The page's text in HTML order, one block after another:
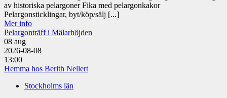
av historiska pelargoner Fika med pelargonkakor
Pelargonsticklingar, byt/köp/sälj [...]
Mer info
Pelargonträff i Mälarhöjden
08 aug
2026-08-08
13:00
Hemma hos Berith Nellert
Stockholms län